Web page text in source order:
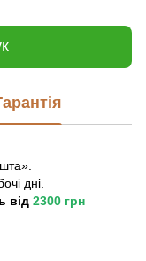
дні.
від 2300 грн